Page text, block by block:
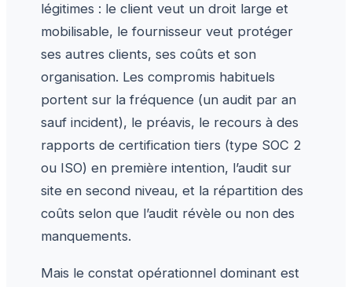
légitimes : le client veut un droit large et
mobilisable, le fournisseur veut protéger
ses autres clients, ses coûts et son
organisation. Les compromis habituels
portent sur la fréquence (un audit par an
sauf incident), le préavis, le recours à des
rapports de certification tiers (type SOC 2
ou ISO) en première intention, l’audit sur
site en second niveau, et la répartition des
coûts selon que l’audit révèle ou non des
manquements.
Mais le constat opérationnel dominant est